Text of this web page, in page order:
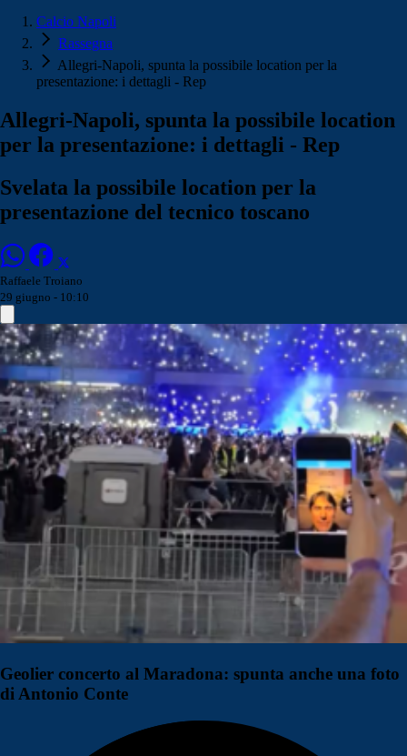
Calcio Napoli
Rassegna
Allegri-Napoli, spunta la possibile location per la
presentazione: i dettagli - Rep
Allegri-Napoli, spunta la possibile location
per la presentazione: i dettagli - Rep
Svelata la possibile location per la
presentazione del tecnico toscano
Raffaele Troiano
29 giugno - 10:10
Geolier concerto al Maradona: spunta anche una foto
di Antonio Conte